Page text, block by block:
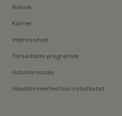
Rólunk
Karrier
Impresszum
Társadalmi programok
Adományozás
Akadálymentesítési nyilatkozat